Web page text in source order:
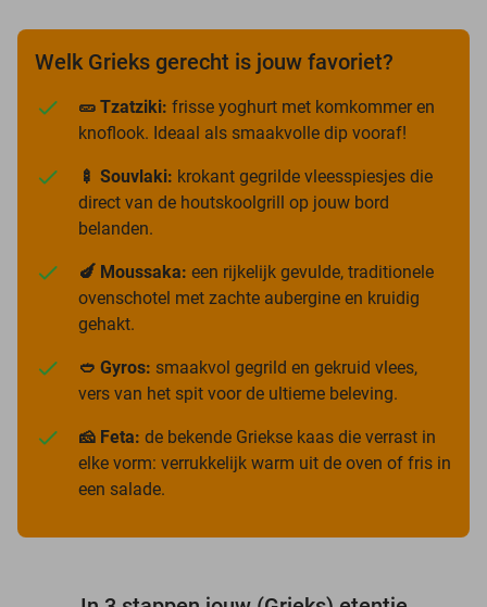
Welk Grieks gerecht is jouw favoriet?
🥒 Tzatziki: frisse yoghurt met komkommer en
knoflook. Ideaal als smaakvolle dip vooraf!
🍢 Souvlaki: krokant gegrilde vleesspiesjes die
direct van de houtskoolgrill op jouw bord
belanden.
🍆 Moussaka: een rijkelijk gevulde, traditionele
ovenschotel met zachte aubergine en kruidig
gehakt.
🥙 Gyros: smaakvol gegrild en gekruid vlees,
vers van het spit voor de ultieme beleving.
🧀 Feta: de bekende Griekse kaas die verrast in
elke vorm: verrukkelijk warm uit de oven of fris in
een salade.